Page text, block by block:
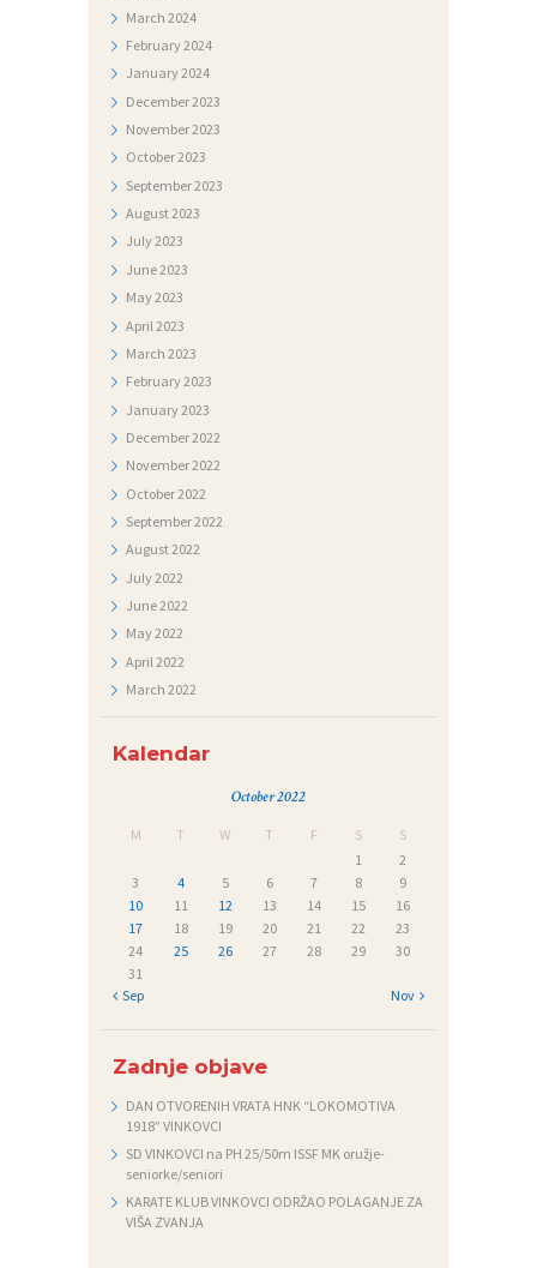
March 2024
February2024
January2024
December2023
November2023
October2023
September2023
August2023
July2023
June2023
May2023
April 2023
March 2023
February2023
January2023
December2022
November2022
October2022
September2022
August2022
July2022
June2022
May2022
April 2022
March 2022
Kalendar
October 2022
M T W T F S
S
1
2
3
4 5 6 7 8
9
10
11 12 13 14 15
16
17
18 19 20 21 22
23
24
25 26 27 28 29
30
31
« Sep
Nov »
Zadnje objave
DAN OTVORENIH VRATA HNK “LOKOMOTIVA
1918” VINKOVCI
SD VINKOVCI na PH 25/50m ISSF MK oružje-
seniorke/seniori
KARATE KLUB VINKOVCI ODRŽAO POLAGANJE ZA
VIŠA ZVANJA